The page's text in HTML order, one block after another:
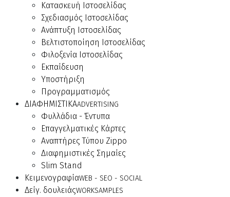
Κατασκευή Ιστοσελίδας
Σχεδιασμός Ιστοσελίδας
Ανάπτυξη Ιστοσελίδας
Βελτιστοποίηση Ιστοσελίδας
Φιλοξενία Ιστοσελίδας
Εκπαίδευση
Υποστήριξη
Προγραμματισμός
ΔΙΑΦΗΜΙΣΤΙΚΑADVERTISING
Φυλλάδια - Έντυπα
Επαγγελματικές Κάρτες
Αναπτήρες Τύπου Zippo
Διαφημιστικές Σημαίες
Slim Stand
ΚειμενογραφίαWEB - SEO - SOCIAL
Δείγ. δουλειάςWORKSAMPLES